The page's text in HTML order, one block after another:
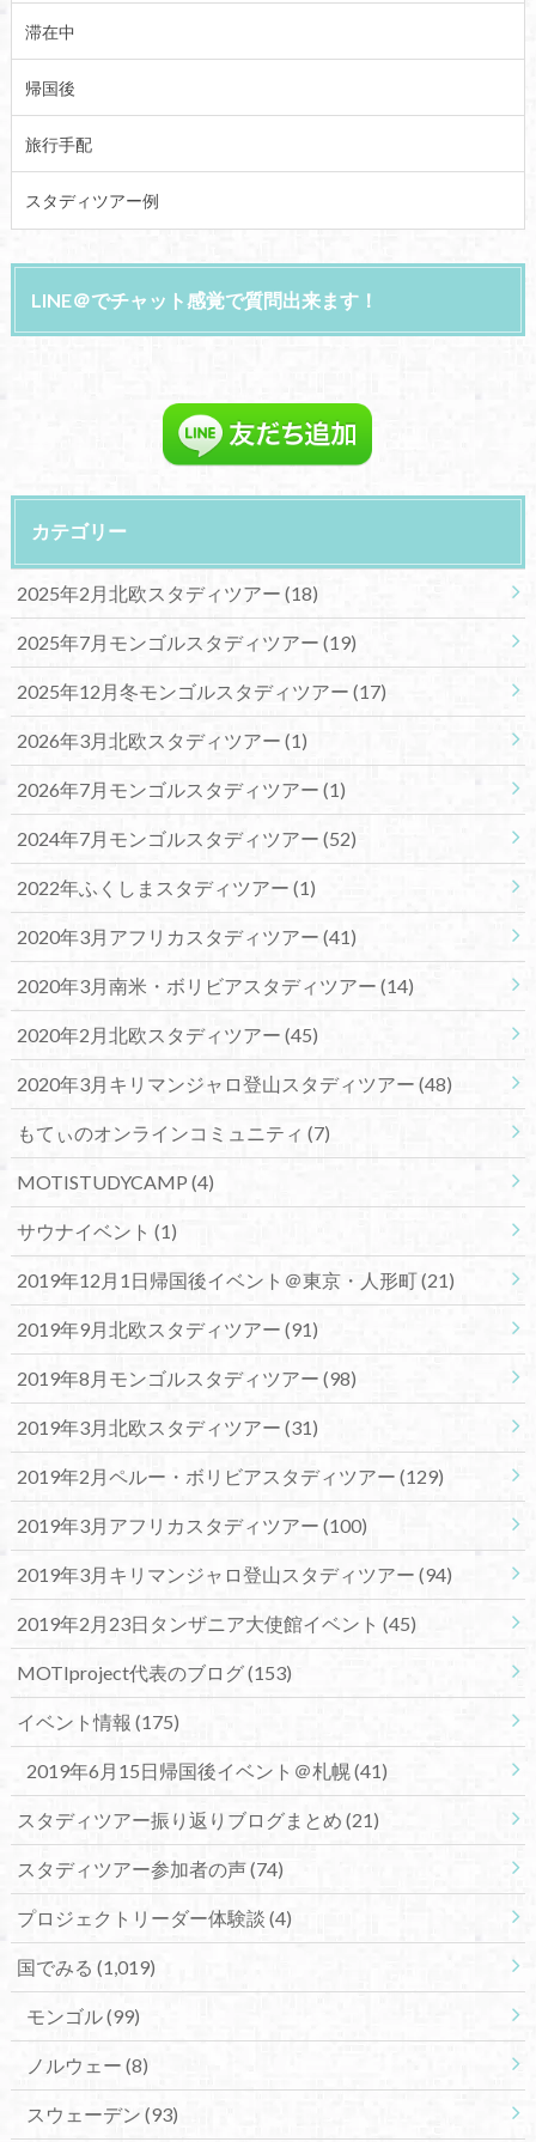
滞在中
帰国後
旅行手配
スタディツアー例
LINE＠でチャット感覚で質問出来ます！
カテゴリー
2025年2月北欧スタディツアー (18)
2025年7月モンゴルスタディツアー (19)
2025年12月冬モンゴルスタディツアー (17)
2026年3月北欧スタディツアー (1)
2026年7月モンゴルスタディツアー (1)
2024年7月モンゴルスタディツアー (52)
2022年ふくしまスタディツアー (1)
2020年3月アフリカスタディツアー (41)
2020年3月南米・ボリビアスタディツアー (14)
2020年2月北欧スタディツアー (45)
2020年3月キリマンジャロ登山スタディツアー (48)
もてぃのオンラインコミュニティ (7)
MOTISTUDYCAMP (4)
サウナイベント (1)
2019年12月1日帰国後イベント＠東京・人形町(21)
2019年9月北欧スタディツアー (91)
2019年8月モンゴルスタディツアー (98)
2019年3月北欧スタディツアー (31)
2019年2月ペルー・ボリビアスタディツアー (129)
2019年3月アフリカスタディツアー (100)
2019年3月キリマンジャロ登山スタディツアー (94)
2019年2月23日タンザニア大使館イベント (45)
MOTIproject代表のブログ(153)
イベント情報 (175)
2019年6月15日帰国後イベント＠札幌(41)
スタディツアー振り返りブログまとめ (21)
スタディツアー参加者の声(74)
プロジェクトリーダー体験談 (4)
国でみる (1,019)
モンゴル(99)
ノルウェー (8)
スウェーデン (93)